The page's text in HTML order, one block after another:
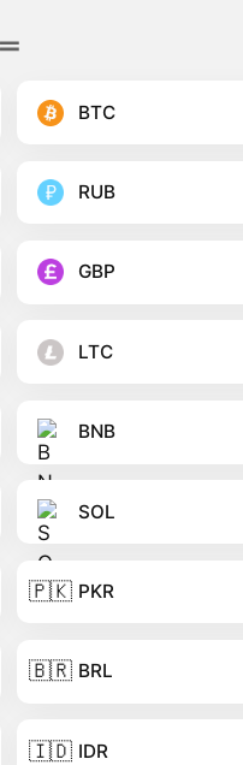
BTC
RUB
GBP
LTC
BNB
SOL
🇵🇰 PKR
🇧🇷 BRL
🇮🇩 IDR